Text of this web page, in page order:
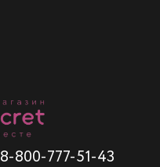
8-800-777-51-43